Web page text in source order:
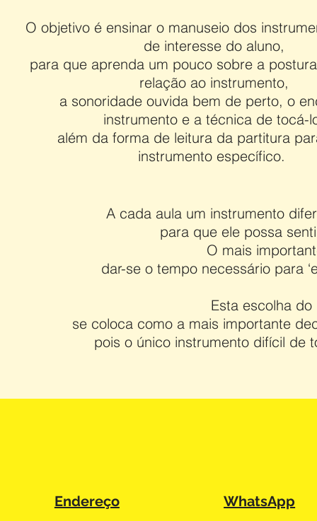
O objetivo é ensinar o manuseio dos
de interesse do aluno,
para que aprenda um pouco sobre a
relação ao instrumento,
a sonoridade ouvida bem de perto, o
instrumento e a técnica de tocá-
além da forma de leitura da partitura
instrumento específico.
A cada aula um instrumento
para que ele possa
O mais
dar-se o tempo necessário para
Esta escolha do
se coloca como a mais importante
pois o único instrumento difícil de
Endereço WhatsApp